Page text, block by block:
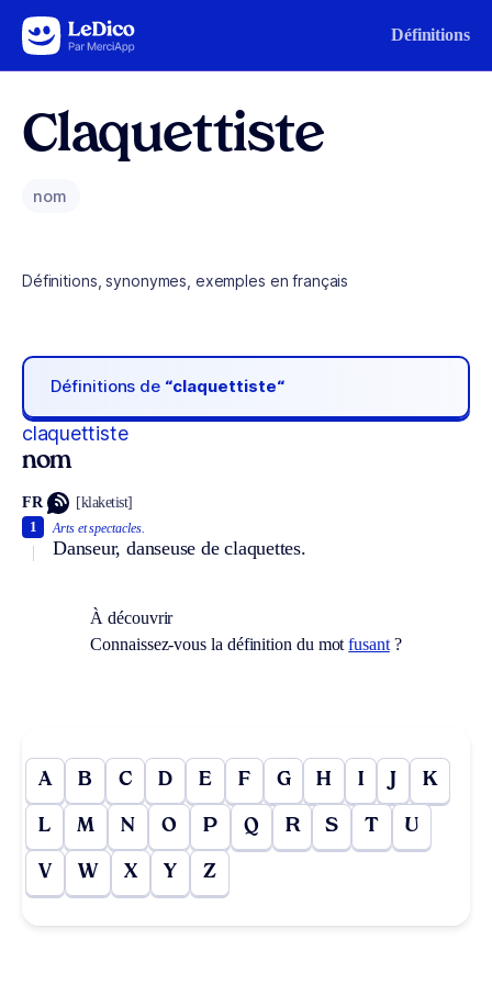
Aller au contenu Définitions
Claquettiste
nom
Définitions, synonymes, exemples en français
Définitions de “claquettiste“
claquettiste
nom
FR [klaketist]
Arts et spectacles.
Danseur, danseuse de claquettes.
1
À découvrir
Connaissez-vous la définition du motfusant?
A B C D E F G H I J K
L M N O P Q R S T U
V W X Y Z